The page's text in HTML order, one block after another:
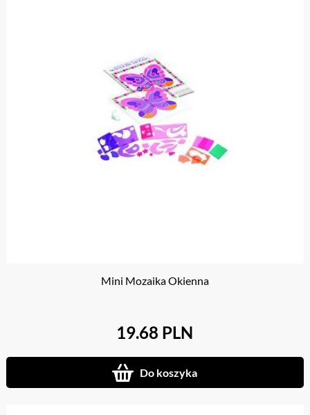
Mini Mozaika Okienna
19.68 PLN
Do koszyka